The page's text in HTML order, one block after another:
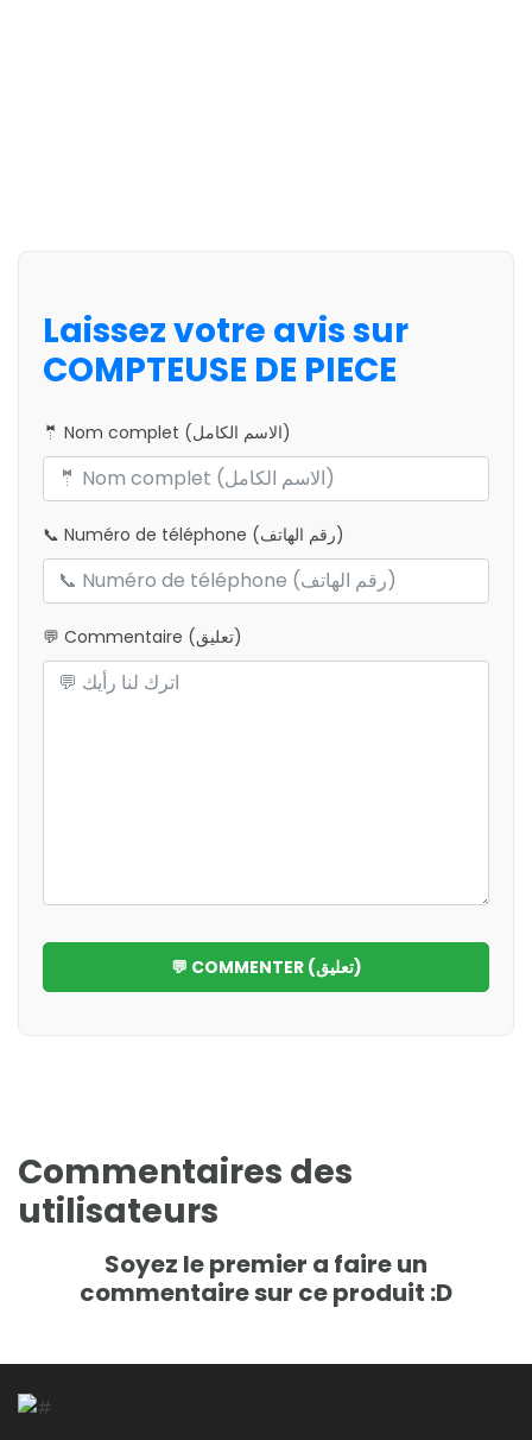
Laissez votre avis sur
COMPTEUSE DE PIECE
🤵 Nom complet (الاسم الكامل)
📞 Numéro de téléphone (رقم الهاتف)
💬 Commentaire (تعليق)
💬 COMMENTER (تعليق)
Commentaires des
utilisateurs
Soyez le premier a faire un
commentaire sur ce produit :D